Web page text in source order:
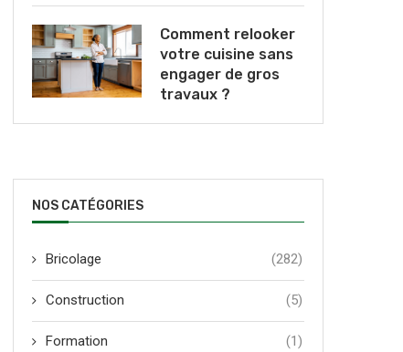
Comment relooker
votre cuisine sans
engager de gros
travaux ?
NOS CATÉGORIES
Bricolage (282)
Construction (5)
Formation (1)